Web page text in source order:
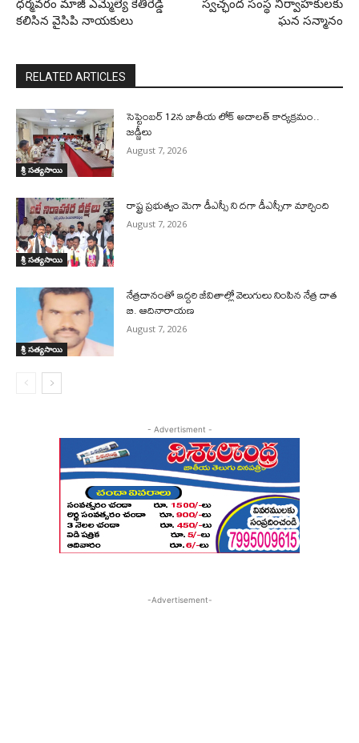
ధర్మవరం మాజీ ఎమ్మెల్యే కేతిరెడ్డి
కలిసిన వైసిపి నాయకులు
స్వచ్ఛంద సంస్థ నిర్వాహకులకు
ఘన సన్మానం
RELATED ARTICLES
శ్రీ సత్యసాయి
సెప్టెంబర్ 12న జాతీయ లోక్ అదాలత్ కార్యక్రమం..
జడ్జీలు
August 7, 2026
శ్రీ సత్యసాయి
రాష్ట్ర ప్రభుత్వం మెగా డీఎస్సీ ని దగా డీఎస్సీగా మార్చింది
August 7, 2026
శ్రీ సత్యసాయి
నేత్రదానంతో ఇద్దరి జీవితాల్లో వెలుగులు నింపిన నేత్ర దాత
బి. ఆదినారాయణ
August 7, 2026
- Advertisment -
-Advertisement-